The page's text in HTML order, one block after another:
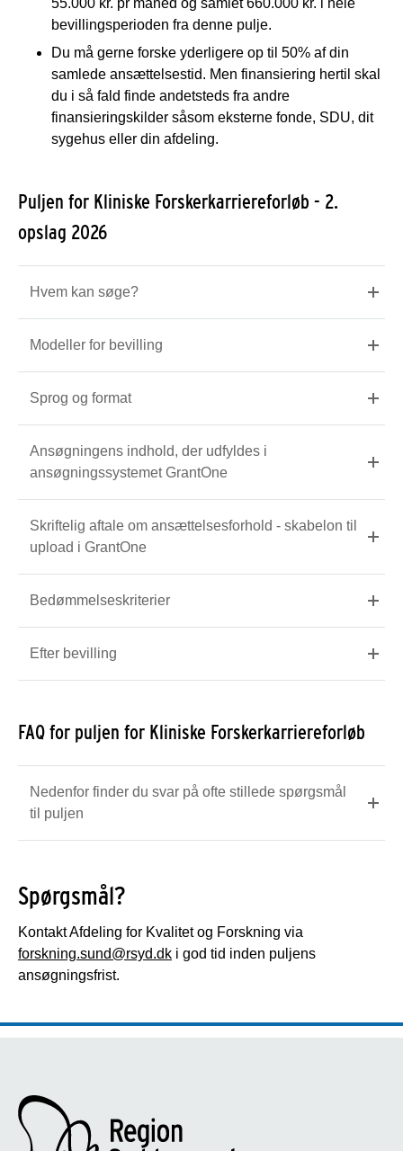
bevillingsperioden fra denne pulje.
Du må gerne forske yderligere op til 50% af din
samlede ansættelsestid. Men finansiering hertil skal
du i så fald finde andetsteds fra andre
finansieringskilder såsom eksterne fonde, SDU, dit
sygehus eller din afdeling.
Puljen for Kliniske Forskerkarriereforløb - 2.
opslag 2026
Hvem kan søge?
Modeller for bevilling
Sprog og format
Ansøgningens indhold, der udfyldes i
ansøgningssystemet GrantOne
Skriftelig aftale om ansættelsesforhold - skabelon til
upload i GrantOne
Bedømmelseskriterier
Efter bevilling
FAQ for puljen for Kliniske Forskerkarriereforløb
Nedenfor finder du svar på ofte stillede spørgsmål
til puljen
Spørgsmål?
Kontakt Afdeling for Kvalitet og Forskning via
forskning.sund@rsyd.dk i god tid inden puljens
ansøgningsfrist.